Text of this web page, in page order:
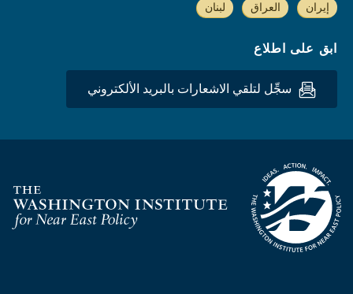
إيران العراق لبنان
ابق على اطلاع
سجِّل لتلقي الاشعارات بالبريد الألكتروني
Homepage